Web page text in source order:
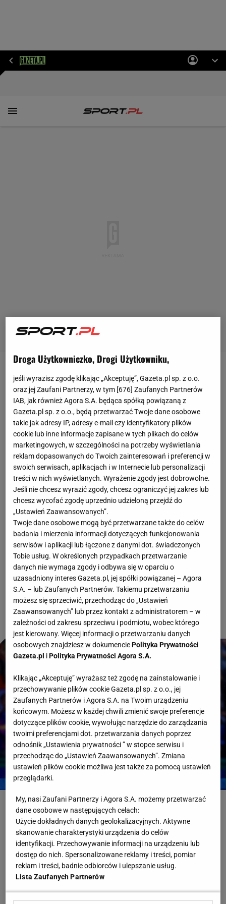
Mundial Mundial Absolutny debiutant zatrzymał Hiszpanów! [ZAPIS
Absolutny debiutant zatrzymał Hiszpanów!
[ZAPIS RELACJI]
Bartosz Naus
15 czerwca 2026, 17:10
To był drugi dzień z rzędu, gdy absolutny
beniaminek mistrzostw świata grał z piłkarską
potęgą. Reprezentację Curacao było stać w meczu
z Niemcami jedynie na zdobycie honorowej bramki
(1:7). A jak poradzili sobie piłkarze z Republiki
Zielonego Przylądka? Zdecydowanie lepiej.
Kabowerdeńczycy przez cały mecz stworzyli sobie
tylko jedną dobrą okazję, ale w defensywie byli nie
do przejścia i wywalczyli sensacyjny remis 0:0!
Fot. REUTERS/Eloisa Sanchez
Mistrzostwa Świata Hiszpania Mundial
Piłka Nożna
Republika Zielonego Przylądka
RELACJA NA ŻYWO
15 czerwca 20:00
Dziękujemy za śledzenie z nami tego spotkania!
Droga Użytkowniczko, Drogi Użytkowniku,
jeśli wyrazisz zgodę klikając „Akceptuję”, Gazeta.pl sp. z o.o.
oraz jej Zaufani Partnerzy, w tym [676] Zaufanych Partnerów
IAB, jak również Agora S.A. będąca spółką powiązaną z
Gazeta.pl sp. z o.o., będą przetwarzać Twoje dane osobowe
takie jak adresy IP, adresy e-mail czy identyfikatory plików
cookie lub inne informacje zapisane w tych plikach do celów
marketingowych, w szczególności na potrzeby wyświetlania
reklam dopasowanych do Twoich zainteresowań i preferencji w
swoich serwisach, aplikacjach i w Internecie lub personalizacji
treści w nich wyświetlanych. Wyrażenie zgody jest dobrowolne.
Jeśli nie chcesz wyrazić zgody, chcesz ograniczyć jej zakres lub
chcesz wycofać zgodę uprzednio udzieloną przejdź do
„Ustawień Zaawansowanych”.
Twoje dane osobowe mogą być przetwarzane także do celów
badania i mierzenia informacji dotyczących funkcjonowania
serwisów i aplikacji lub łączone z danymi dot. świadczonych
Tobie usług. W określonych przypadkach przetwarzanie
danych nie wymaga zgody i odbywa się w oparciu o
uzasadniony interes Gazeta.pl, jej spółki powiązanej – Agora
S.A. – lub Zaufanych Partnerów. Takiemu przetwarzaniu
możesz się sprzeciwić, przechodząc do „Ustawień
Zaawansowanych” lub przez kontakt z administratorem – w
zależności od zakresu sprzeciwu i podmiotu, wobec którego
jest kierowany. Więcej informacji o przetwarzaniu danych
osobowych znajdziesz w dokumenciePolityka Prywatności
Gazeta.pl iPolityka Prywatności Agora S.A.
Klikając „Akceptuję” wyrażasz też zgodę na zainstalowanie i
przechowywanie plików cookie Gazeta.pl sp. z o.o., jej
Zaufanych Partnerów i Agora S.A. na Twoim urządzeniu
końcowym. Możesz w każdej chwili zmienić swoje preferencje
dotyczące plików cookie, wywołując narzędzie do zarządzania
twoimi preferencjami dot. przetwarzania danych poprzez
odnośnik „Ustawienia prywatności ” w stopce serwisu i
przechodząc do „Ustawień Zaawansowanych”. Zmiana
ustawień plików cookie możliwa jest także za pomocą ustawień
przeglądarki.
My, nasi Zaufani Partnerzy i Agora S.A. możemy przetwarzać
dane osobowe w następujących celach:
Użycie dokładnych danych geolokalizacyjnych. Aktywne
skanowanie charakterystyki urządzenia do celów
identyfikacji. Przechowywanie informacji na urządzeniu lub
dostęp do nich. Spersonalizowane reklamy i treści, pomiar
reklam i treści, badnie odbiorców i ulepszanie usług.
Lista Zaufanych Partnerów